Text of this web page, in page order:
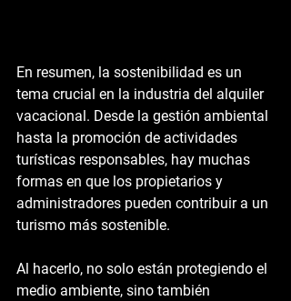
En resumen, la sostenibilidad es un
tema crucial en la industria del alquiler
vacacional. Desde la gestión ambiental
hasta la promoción de actividades
turísticas responsables, hay muchas
formas en que los propietarios y
administradores pueden contribuir a un
turismo más sostenible.
Al hacerlo, no solo están protegiendo el
medio ambiente, sino también